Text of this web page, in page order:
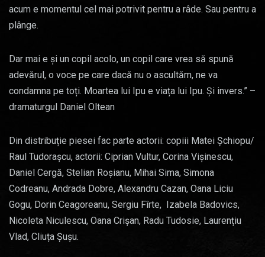
acum e momentul cel mai potrivit pentru a râde. Sau pentru a
plânge.
Dar mai e și un copil acolo, un copil care vrea să spună
adevărul, o voce pe care dacă nu o ascultăm, ne va
condamna pe toți. Moartea lui Ipu e viața lui Ipu. Și invers.” –
dramaturgul Daniel Oltean
Din distribuție piesei fac parte actorii: copiii Matei Șchiopu/
Raul Tudorașcu, actorii: Ciprian Vultur, Corina Vișinescu,
Daniel Cergă, Stelian Roșianu, Mihai Sima, Simona
Codreanu, Andrada Dobre, Alexandru Cazan, Oana Liciu
Gogu, Dorin Ceagoreanu, Sergiu Fîrte, Izabela Badovics,
Nicoleta Niculescu, Oana Crișan, Radu Tudosie, Laurențiu
Vlad, Cliuța Șușu.